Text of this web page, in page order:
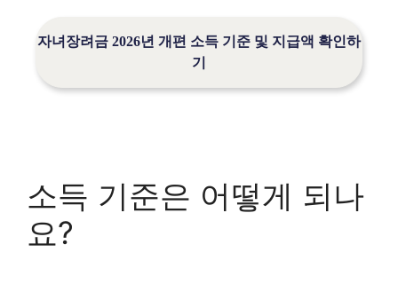
자녀장려금 2026년 개편 소득 기준 및 지급액 확인하
기
소득 기준은 어떻게 되나
요?